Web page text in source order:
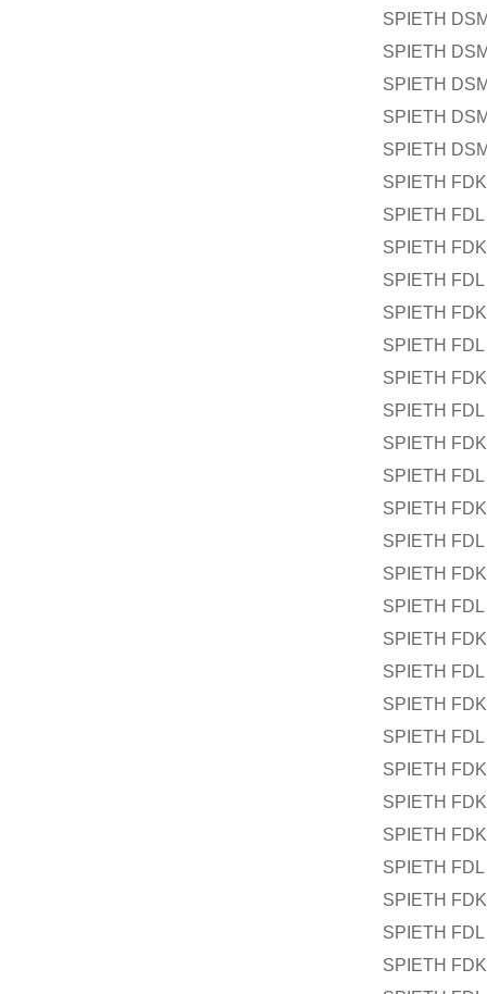
SPIETH
SPIETH
SPIETH
SPIETH
SPIETH
SPIETH
SPIETH FDL
SPIETH
SPIETH FDL
SPIETH
SPIETH FDL
SPIETH
SPIETH FDL
SPIETH
SPIETH FDL
SPIETH
SPIETH FDL
SPIETH
SPIETH FDL
SPIETH
SPIETH
SPIETH
SPIETH
SPIETH
SPIETH
SPIETH
SPIETH
SPIETH
SPIETH
SPIETH